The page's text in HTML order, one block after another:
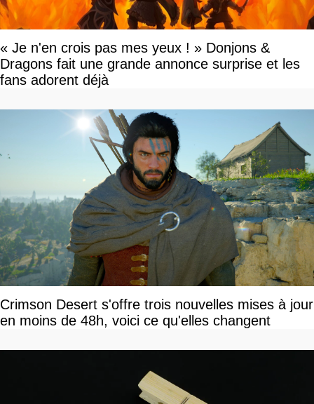
« Je n'en crois pas mes yeux ! » Donjons &
Dragons fait une grande annonce surprise et les
fans adorent déjà
Crimson Desert s'offre trois nouvelles mises à jour
en moins de 48h, voici ce qu'elles changent